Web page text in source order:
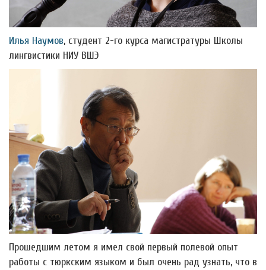
Илья Наумов, студент 2-го курса магистратуры Школы
лингвистики НИУ ВШЭ
Прошедшим летом я имел свой первый полевой опыт
работы с тюркским языком и был очень рад узнать, что в